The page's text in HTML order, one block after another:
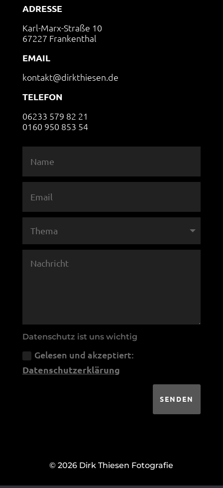
ADRESSE
Karl-Marx-Straße 10
67227 Frankenthal
EMAIL
kontakt@dirkthiesen.de
TELEFON
06233 579 82 21
0160 950 853 54
Datenschutz ist uns wichtig
Gelesen und akzeptiert:
Datenschutzerklärung
SENDEN
© 2026 Dirk Thiesen Fotografie